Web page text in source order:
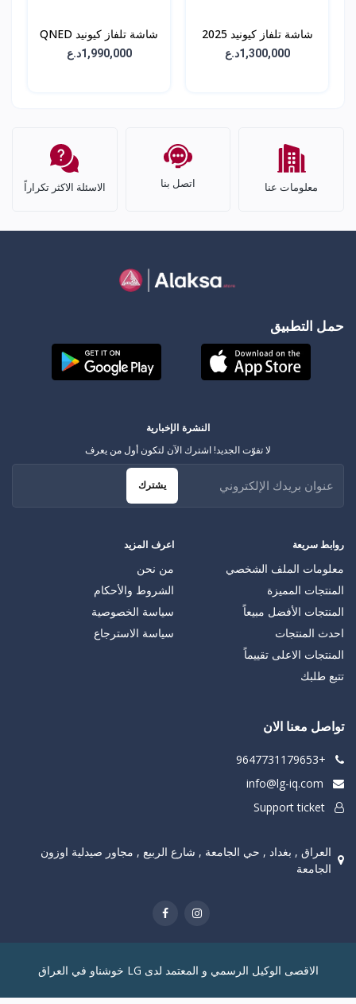
شاشة تلفاز كيونيد 2025
1,300,000د.ع
شاشة تلفاز كيونيد QNED
86 - حجم 75 -
1,990,000د.ع
معلومات عنا اتصل بنا الاسئلة الاكثر تكراراً
حمل التطبيق
روابط سريعة
معلومات الملف الشخصي
المنتجات المميزة
المنتجات الأفضل مبيعاً
احدث المنتجات
المنتجات الاعلى تقييماً
تتبع طلبك
اعرف المزيد
من نحن
الشروط والأحكام
سياسة الخصوصية
سياسة الاسترجاع
النشرة الإخبارية
لا تفوّت الجديد! اشترك الآن لتكون أول من يعرف
يشترك
تواصل معنا الان
+9647731179653
العراق , بغداد , حي الجامعة , شارع الربيع , مجاور صيدلية اوزون
الجامعة
الاقصى الوكيل الرسمي و المعتمد لدى LG خوشناو في العراق